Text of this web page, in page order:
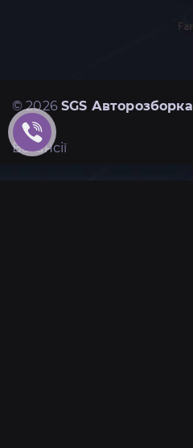
© 2026SGS Авторозборка
Вакансії